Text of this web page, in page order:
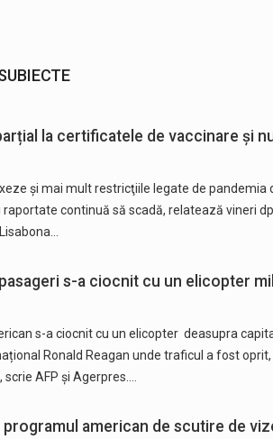
la certificatele de vaccinare și
şi mai mult restricţiile legate de pandemia
continuă să scadă, relatează vineri
pasageri s-a ciocnit cu un elicopter
s-a ciocnit cu un elicopter deasupra
Ronald Reagan unde traficul a fost
AFP și Agerpres.…
programul american de scutire de